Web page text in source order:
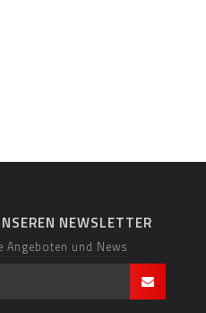
NEWSLETTER
Angeboten und News